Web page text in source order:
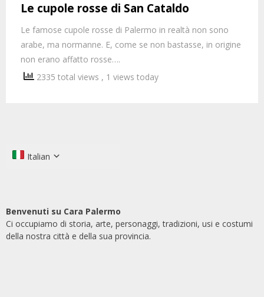
Le cupole rosse di San Cataldo
Le famose cupole rosse di Palermo in realtà non sono
arabe, ma normanne. E, come se non bastasse, in origine
non erano affatto rosse….
2335 total views , 1 views today
Italian
Benvenuti su Cara Palermo
Ci occupiamo di storia, arte, personaggi, tradizioni, usi e costumi
della nostra città e della sua provincia.